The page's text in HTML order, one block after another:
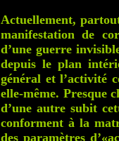
Actuellement,
manifestation de
d’une guerre
depuis le plan
général et l’activité
elle-même. Presque
d’une autre subit
conforment à la
des paramètres